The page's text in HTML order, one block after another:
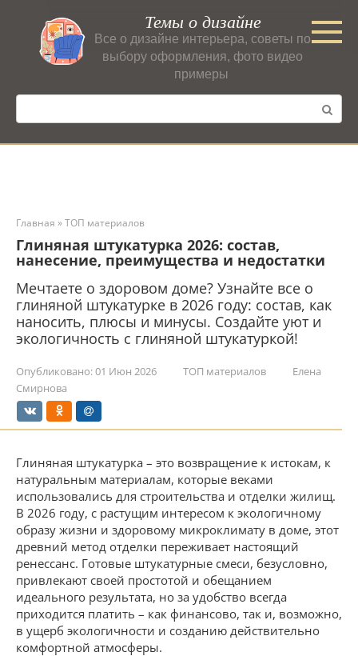
контенту
Темы о дизайне
Все о дизайне интерьера, советы по
выбору оформления, фото видео
примеры
Поиск:
Главная »ТОП материалов
Глиняная штукатурка 2026: состав,
нанесение, преимущества и недостатки
Мечтаете о здоровом доме? Узнайте все о
глиняной штукатурке в 2026 году: состав, как
наносить, плюсы и минусы. Создайте уют и
экологичность с глиняной штукатуркой!
Опубликовано:01 Июн 2026 ТОП материалов
Елена
Смирнова
Глиняная штукатурка – это возвращение к истокам, к
натуральным материалам, которые веками
использовались для строительства и отделки жилищ.
В 2026 году, с растущим интересом к экологичному
образу жизни и здоровому микроклимату в доме, этот
древний метод отделки переживает настоящий
ренессанс. Готовые штукатурные смеси, безусловно,
привлекают своей простотой и обещанием
идеального результата, но за удобство всегда
приходится платить – как финансово, так и, возможно,
в ущерб экологичности и созданию действительно
комфортной атмосферы.